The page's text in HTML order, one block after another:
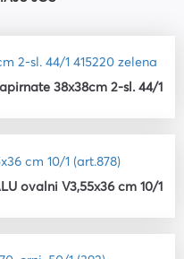
38x38cm 2-sl. 44/1
ovalni V3,55x36 cm 10/1